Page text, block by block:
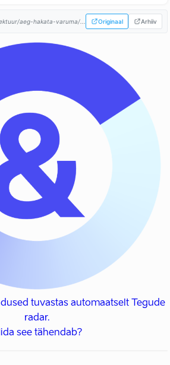
aeg-hakata-varuma/... Originaal Arhiiv
tuvastas automaatselt Tegude
radar.
see tähendab?